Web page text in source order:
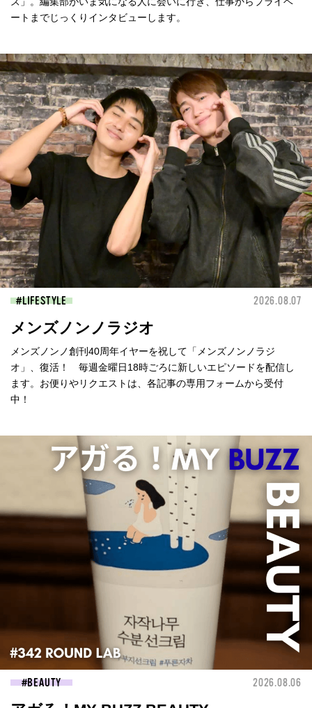
ートまでじっくりインタビューします。
LIFESTYLE 2026.08.07
メンズノンノラジオ
メンズノンノ創刊40周年イヤーを祝して「メンズノンノラジ
オ」、復活！ 毎週金曜日18時ごろに新しいエピソードを配信し
ます。お便りやリクエストは、各記事の専用フォームから受付
中！
BEAUTY 2026.08.06